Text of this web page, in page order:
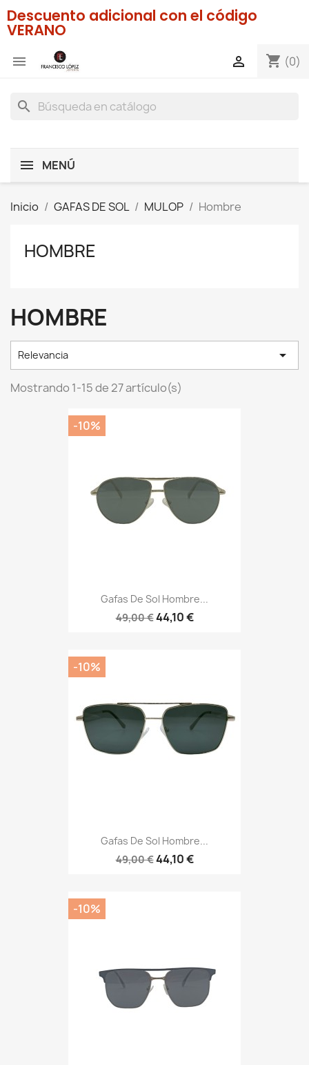
Descuento adicional con el código
VERANO
 shopping_cart (0)

search
MENÚ
Inicio GAFAS DE SOL MULOP Hombre
HOMBRE
HOMBRE
Relevancia 
Mostrando 1-15 de 27 artículo(s)
Gafas De Sol Hombre...
49,00 €44,10 €
-10%
Gafas De Sol Hombre...
49,00 €44,10 €
-10%
-10%